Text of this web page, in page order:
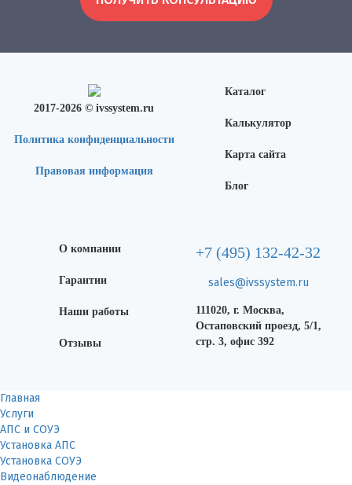
2017-2026 © ivssystem.ru
Политика конфиденциальности
Правовая информация
Каталог
Калькулятор
Карта сайта
Блог
О компании
Гарантии
Наши работы
Отзывы
+7 (495) 132-42-32
sales@ivssystem.ru
111020, г. Москва,
Остаповский проезд, 5/1,
стр. 3, офис 392
Главная
Услуги
АПС и СОУЭ
Установка АПС
Установка СОУЭ
Видеонаблюдение